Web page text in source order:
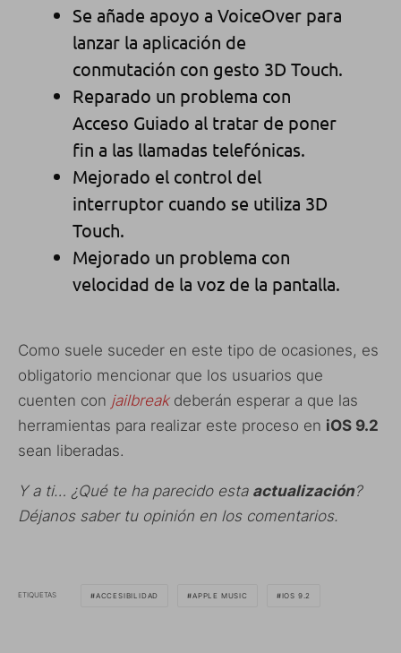
Se añade apoyo a VoiceOver para
lanzar la aplicación de
conmutación con gesto 3D Touch.
Reparado un problema con
Acceso Guiado al tratar de poner
fin a las llamadas telefónicas.
Mejorado el control del
interruptor cuando se utiliza 3D
Touch.
Mejorado un problema con
velocidad de la voz de la pantalla.
Como suele suceder en este tipo de ocasiones, es
obligatorio mencionar que los usuarios que
cuenten con jailbreakdeberán esperar a que las
herramientas para realizar este proceso en iOS 9.2
sean liberadas.
Y a ti… ¿Qué te ha parecido esta actualización?
Déjanos saber tu opinión en los comentarios.
ETIQUETAS ACCESIBILIDAD APPLE MUSIC IOS 9.2